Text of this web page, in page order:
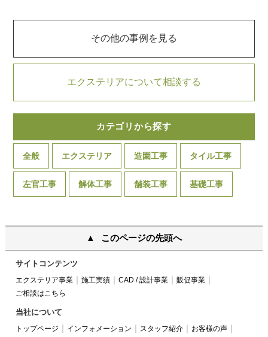
その他の事例を見る
エクステリアについて相談する
カテゴリから探す
全般 エクステリア 造園工事 タイル工事
左官工事 解体工事 舗装工事 基礎工事
このページの先頭へ
サイトコンテンツ
エクステリア事業 施工実績 CAD / 設計事業
販促事業
ご相談はこちら
当社について
トップページ インフォメーション スタッフ紹介
お客様の声